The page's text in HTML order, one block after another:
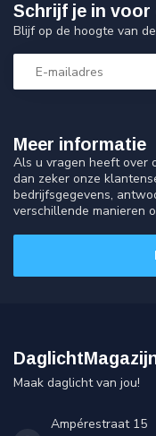
Meer informatie
Als u vragen heeft over
dan zeker onze
bedrijfsgegevens,
verschillende manieren
Schrijf je in voor
Blijf op de hoogte van
Maak daglicht van jou!
Ampérestraat 15